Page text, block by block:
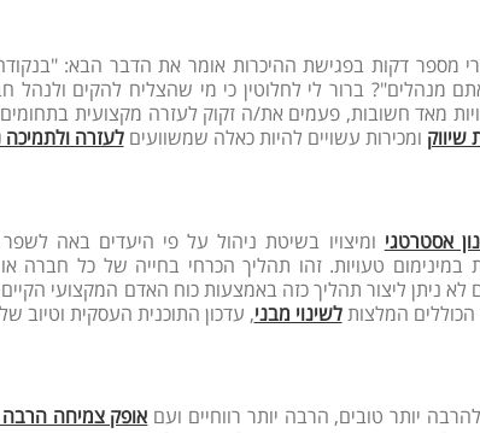
מספר דקות בפגישת ההיכרות אומר את הדבר הבא:
מנהלים"? ברור לי לחלוטין כי מי שהצליח להקים ולנהל
מאד חשובות, פעמים את/ה זקוק לעזרה מקצועית
שיווק ומכירות עשויים להיות כאלה שמשוועיםלעזרה ולתמיכה
אסטרטגי ומיצויו בשיטת ניהול על פי היעדים באה
במינימום טעויות. זהו תהליך הכרחי בחייה של כל חברה
ניתן ליצור תהליך כזה באמצעות כוח האדם המקצועי
הכוללים המלצותלשינוי מבני, עדכון התוכנית העסקית וטיוב
יותר טובים, הרבה יותר רווחיים ועם אופק צמיחה הרבה